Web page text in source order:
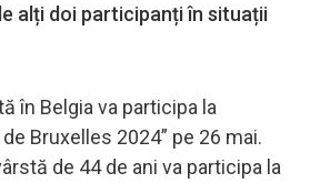
alți doi participanți în situații
în Belgia va participa la
Bruxelles 2024” pe 26 mai.
de 44 de ani va participa la